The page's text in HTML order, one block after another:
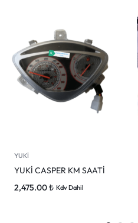
YUKİ
YUKİ CASPER KM SAATİ
2,475.00₺ Kdv Dahil